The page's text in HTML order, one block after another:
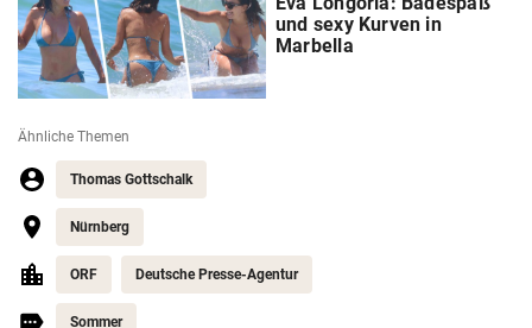
und sexy Kurven in
Marbella
Ähnliche Themen
Thomas Gottschalk
Nürnberg
ORF Deutsche Presse-Agentur
Sommer